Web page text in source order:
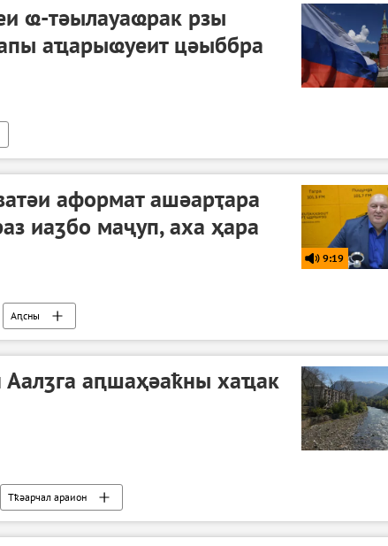
ҩ-тәылауаҩрак рзы
аҵарыҩуеит цәыббра
аформат ашәарҭара
иаӡбо маҷуп, аха ҳара
9:19
Аԥсны
Аалӡга аԥшаҳәаҟны хаҵак
Тҟәарчал араион